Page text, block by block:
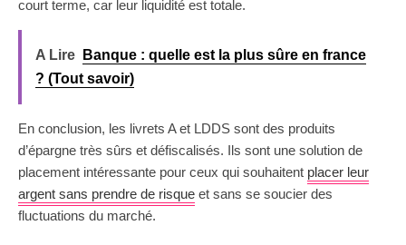
court terme, car leur liquidité est totale.
A Lire
Banque : quelle est la plus sûre en france
? (Tout savoir)
En conclusion, les livrets A et LDDS sont des produits
d’épargne très sûrs et défiscalisés. Ils sont une solution de
placement intéressante pour ceux qui souhaitent placer leur
argent sans prendre de risque et sans se soucier des
fluctuations du marché.